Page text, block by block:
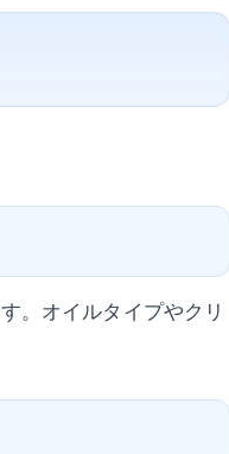
。オイルタイプやクリ